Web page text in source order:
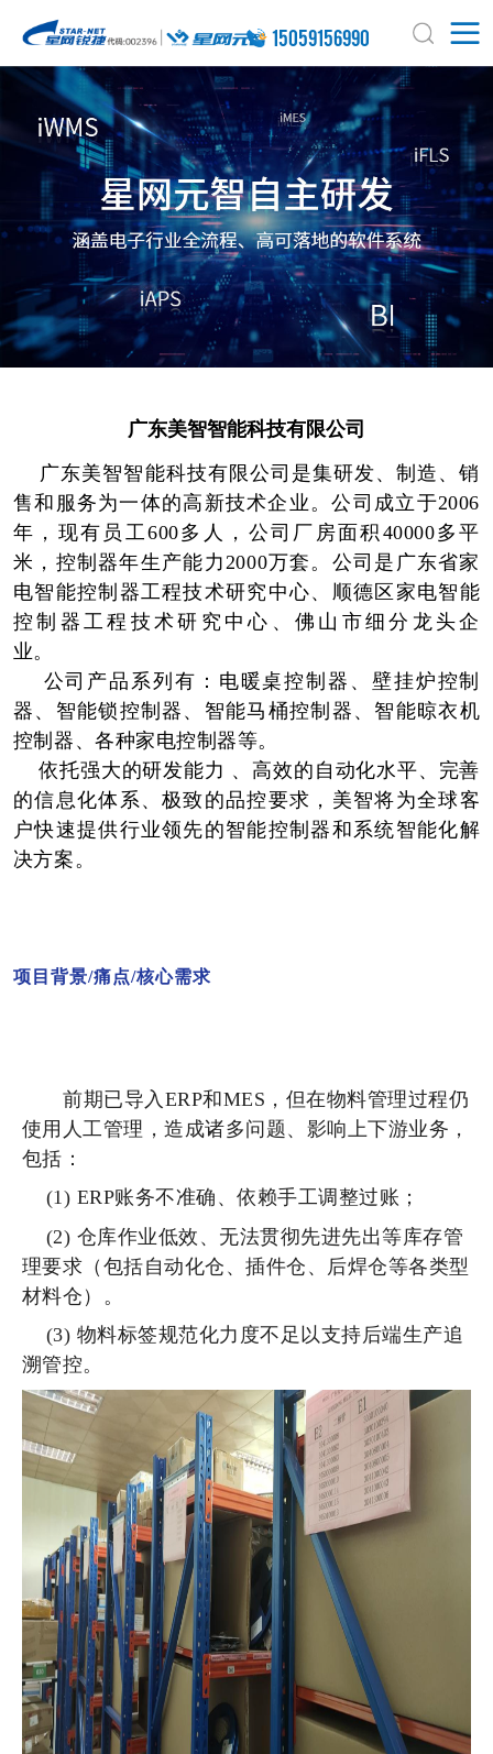
15059156990
广东美智智能科技有限公司
广东美智智能科技有限公司是集研发、制造、销
售和服务为一体的高新技术企业。公司成立于2006
年，现有员工600多人，公司厂房面积40000多平
米，控制器年生产能力2000万套。公司是广东省家
电智能控制器工程技术研究中心、顺德区家电智能
控制器工程技术研究中心、佛山市细分龙头企
业。
公司产品系列有：电暖桌控制器、壁挂炉控制
器、智能锁控制器、智能马桶控制器、智能晾衣机
控制器、各种家电控制器等。
依托强大的研发能力 、高效的自动化水平、完善
的信息化体系、极致的品控要求，美智将为全球客
户快速提供行业领先的智能控制器和系统智能化解
决方案。
项目背景/痛点/核心需求
前期已导入ERP和MES，但在物料管理过程仍
使用人工管理，造成诸多问题、影响上下游业务，
包括：
(1) ERP账务不准确、依赖手工调整过账；
(2) 仓库作业低效、无法贯彻先进先出等库存管
理要求（包括自动化仓、插件仓、后焊仓等各类型
材料仓）。
(3) 物料标签规范化力度不足以支持后端生产追
溯管控。